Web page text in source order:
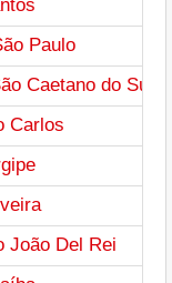
Paulo
Caetano do Sul
Carlos
João Del Rei